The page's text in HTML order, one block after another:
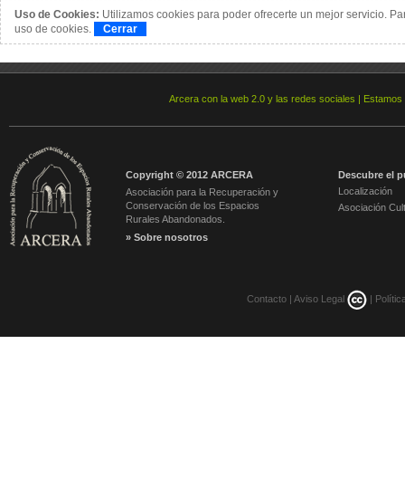
Uso de Cookies: Utilizamos cookies para poder ofrecerte un mejor servicio.
uso de cookies.
Cerrar
Arcera con la web 2.0 y las redes sociales |
Copyright © 2012 ARCERA
Asociación para la Recuperación y
Conservación de los Espacios
Rurales Abandonados.
» Sobre nosotros
Descubre el
Localización
Asociación
Contacto | Aviso Legal |